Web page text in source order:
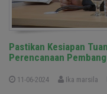
Pastikan Kesiapan
Perencanaan
11-06-2024 Ika marsila